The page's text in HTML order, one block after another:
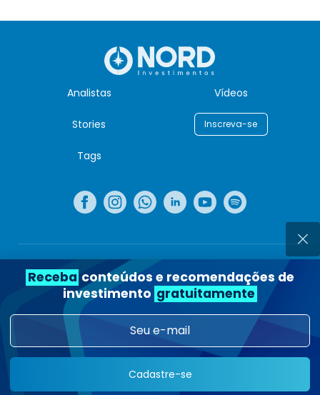
Analistas Vídeos
Stories Inscreva-se
Tags
Voltar para o topo
Copyright © Nord Investimentos, 2026. Todos os direitos
reservados.
Rua Joaquim Floriano, 100 - Itaim Bibi, São Paulo - SP
04534-000
Receba conteúdos e recomendações de
investimento gratuitamente
Cadastre-se